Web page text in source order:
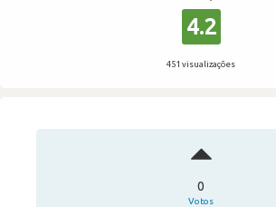
4.2
451 visualizações
0
Votos